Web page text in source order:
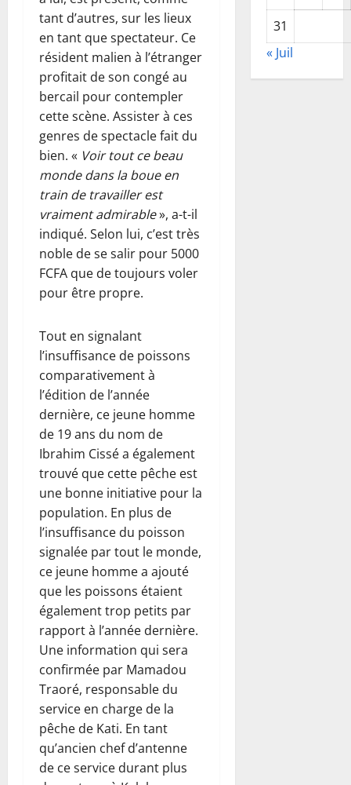
tant d’autres, sur les lieux
en tant que spectateur. Ce
résident malien à l’étranger
profitait de son congé au
bercail pour contempler
cette scène. Assister à ces
genres de spectacle fait du
bien. « Voir tout ce beau
monde dans la boue en
train de travailler est
vraiment admirable», a-t-il
indiqué. Selon lui, c’est très
noble de se salir pour 5000
FCFA que de toujours voler
pour être propre.
Tout en signalant
l’insuffisance de poissons
comparativement à
l’édition de l’année
dernière, ce jeune homme
de 19 ans du nom de
Ibrahim Cissé a également
trouvé que cette pêche est
une bonne initiative pour la
population. En plus de
l’insuffisance du poisson
signalée par tout le monde,
ce jeune homme a ajouté
que les poissons étaient
également trop petits par
rapport à l’année dernière.
Une information qui sera
confirmée par Mamadou
Traoré, responsable du
service en charge de la
pêche de Kati. En tant
qu’ancien chef d’antenne
de ce service durant plus
31
« Juil